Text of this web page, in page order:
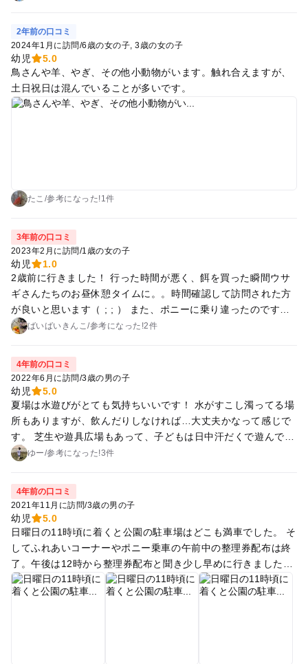
また小学生以下でしたら、ポニーに乗ることもできます。こち
らは100円の券の購入が必要です。
2年前の口コミ
2024年1月に訪問/6歳の女の子 3歳の女の子
幼児
5.0
鳥さんや羊、やぎ、その他小動物がいます。触れ合えますが、
土日祝日は混んでいることが多いです。
たこ /参考に なった!1件
3年前の口コミ
2023年2月に訪問/1歳の女の子
幼児
1.0
2歳前に行きました！ 行った時間が悪く、餌を買った瞬間ウサ
ギさんたちのお昼休憩タイムに。。時間確認して訪問された方
が良いと思います（ ; ; ） また、ポニーに乗り違ったのですが
まだ1人で乗らせることのできる年齢ではなく断念。。本人は
芽生えるイヤイヤ期前に行くのが良いと思います！
ばいばいきんこ/参考になった!2件
4年前の口コミ
2022年6月に訪問/3歳の男の子
幼児
5.0
夏場は水遊びがとても気持ちいいです！ 水がすこし濁ってる場
所もありますが、飲んだりしなければ…大丈夫かなって感じで
す。 芝生や遊具広場もあって、子どもは日中汗だくで遊んでま
した！テントも広げられるので1日遊びたい家族にはぴったり
なので、ヤギや羊の餌やりも出来ます！ 休日は、ポニーに乗る
のはかなり並ぶ＆整理券なので早めに行かないと午後の部も無
くなりやすいです
ゆー/参考に なった!3件
4年前の口コミ
2021年11月に訪問/3歳の男の子
幼児
5.0
日曜日の11時頃に着くと公園の駐車場はどこも満車でした。 そ
してふれあいコーナーやポニー乗車の午前中の整理券配布は終
了。午後は12時から整理券配布と聞き少し早めに行きましたが
長い列になっていて、貰えた整理券は13:55〜14:10までの券で
した。 そしてポニー乗車のチケットは間に合わず。 朝一から